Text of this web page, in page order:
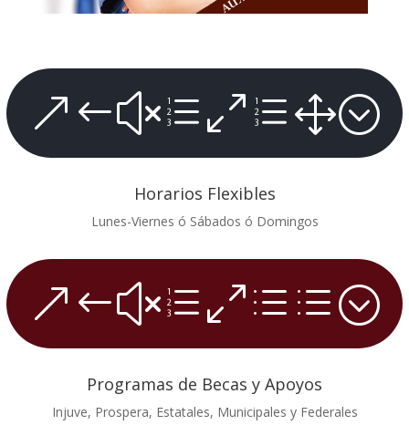
&#xe0e1;
Horarios Flexibles
Lunes-Viernes ó Sábados ó Domingos
&#xe0dd;
Programas de Becas y Apoyos
Injuve, Prospera, Estatales, Municipales y Federales